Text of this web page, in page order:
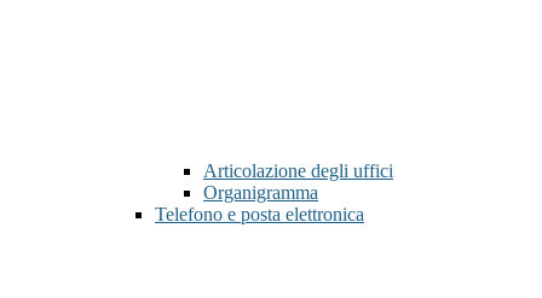
Articolazione degli uffici
Organigramma
Telefono e posta elettronica